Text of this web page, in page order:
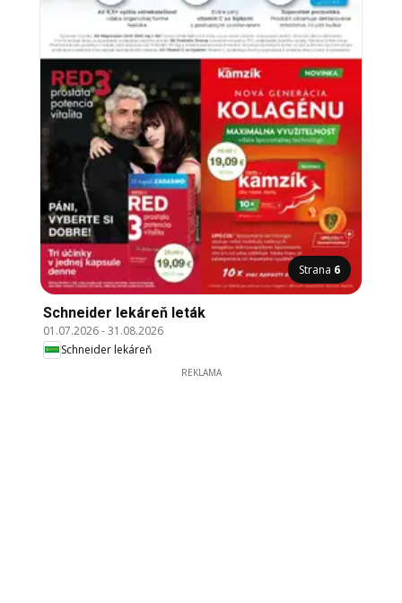
Strana 6
Schneider lekáreň leták
01.07.2026-31.08.2026
Schneider lekáreň
REKLAMA